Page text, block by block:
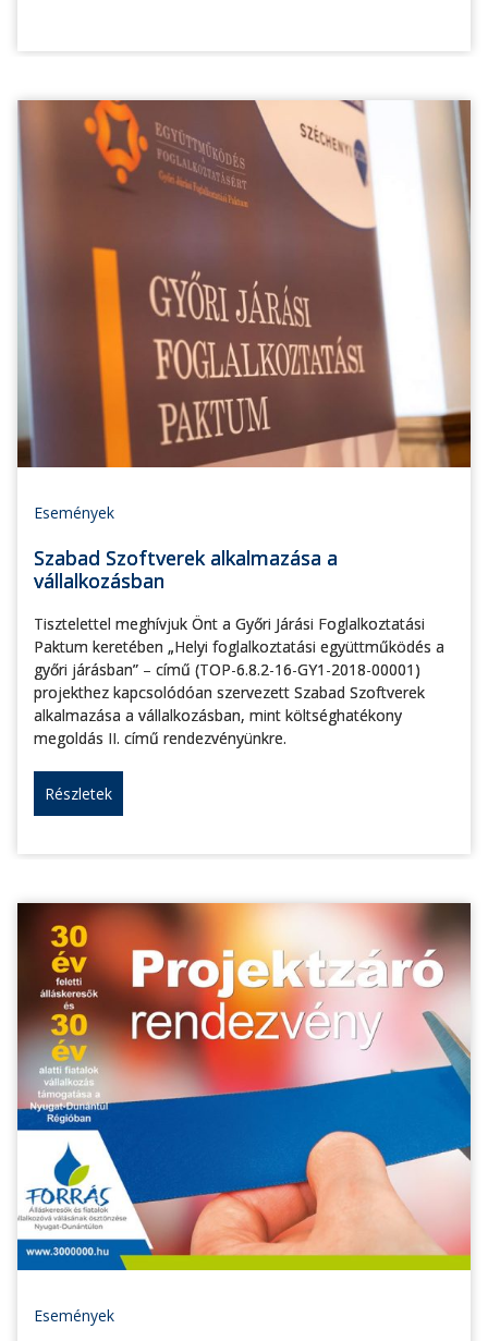
Események
Szabad Szoftverek alkalmazása a
vállalkozásban
Tisztelettel meghívjuk Önt a Győri Járási Foglalkoztatási
Paktum keretében „Helyi foglalkoztatási együttműködés a
győri járásban” – című (TOP-6.8.2-16-GY1-2018-00001)
projekthez kapcsolódóan szervezett Szabad Szoftverek
alkalmazása a vállalkozásban, mint költséghatékony
megoldás II. című rendezvényünkre.
Részletek
Események